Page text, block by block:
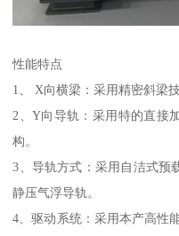
性能特点
1、 X向横梁：采用精密斜梁技
2、Y向导轨：采用特的直接
构。
3、导轨方式：采用自洁式预
静压气浮导轨。
4、驱动系统：采用本产高性